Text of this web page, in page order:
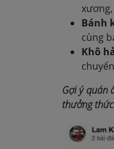
Bánh
cùng
Khô
Gợi ý quán
thưởng